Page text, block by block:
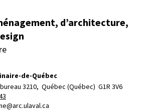
d’architecture,
de-Québec
3210, Québec (Québec)  G1R 3V6